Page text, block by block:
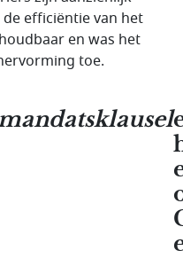
efficiëntie van het
en was het
toe.